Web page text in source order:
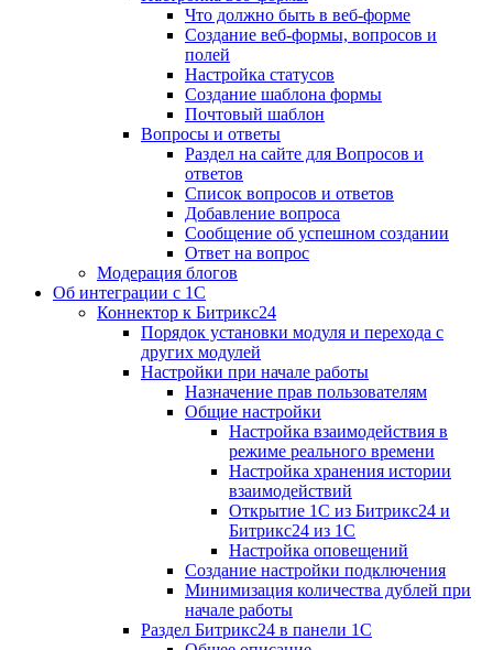
Что должно быть в веб-форме
Создание веб-формы, вопросов и
полей
Настройка статусов
Создание шаблона формы
Почтовый шаблон
Вопросы и ответы
Раздел на сайте для Вопросов и
ответов
Список вопросов и ответов
Добавление вопроса
Сообщение об успешном создании
Ответ на вопрос
Модерация блогов
Об интеграции с 1С
Коннектор к Битрикс24
Порядок установки модуля и перехода с
других модулей
Настройки при начале работы
Назначение прав пользователям
Общие настройки
Настройка взаимодействия в
режиме реального времени
Настройка хранения истории
взаимодействий
Открытие 1С из Битрикс24 и
Битрикс24 из 1С
Настройка оповещений
Создание настройки подключения
Минимизация количества дублей при
начале работы
Раздел Битрикс24 в панели 1С